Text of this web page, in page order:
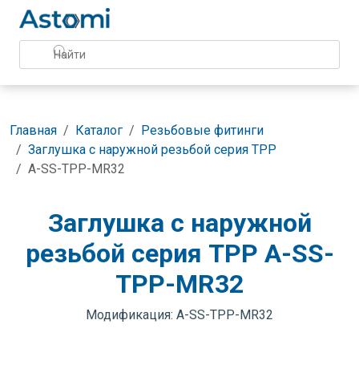
Главная Каталог
Резьбовые фитинги
Заглушка с наружной резьбой серия TPP
A-SS-TPP-MR32
Заглушка с наружной
резьбой серия TPP A-SS-
TPP-MR32
Модификация: A-SS-TPP-MR32